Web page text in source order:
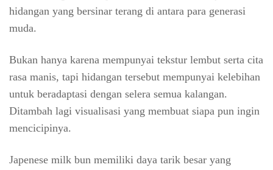
hidangan yang bersinar terang di antara para generasi
muda.
Bukan hanya karena mempunyai tekstur lembut serta cita
rasa manis, tapi hidangan tersebut mempunyai kelebihan
untuk beradaptasi dengan selera semua kalangan.
Ditambah lagi visualisasi yang membuat siapa pun ingin
mencicipinya.
Japenese milk bun memiliki daya tarik besar yang